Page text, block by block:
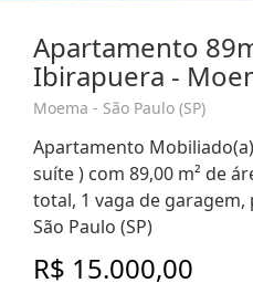
Apartamento
Ibirapuera -
Moema - São Paulo (SP)
Apartamento
suíte ) com 89,00 m² de
total, 1 vaga de garagem,
São Paulo (SP)
R$ 15.000,00